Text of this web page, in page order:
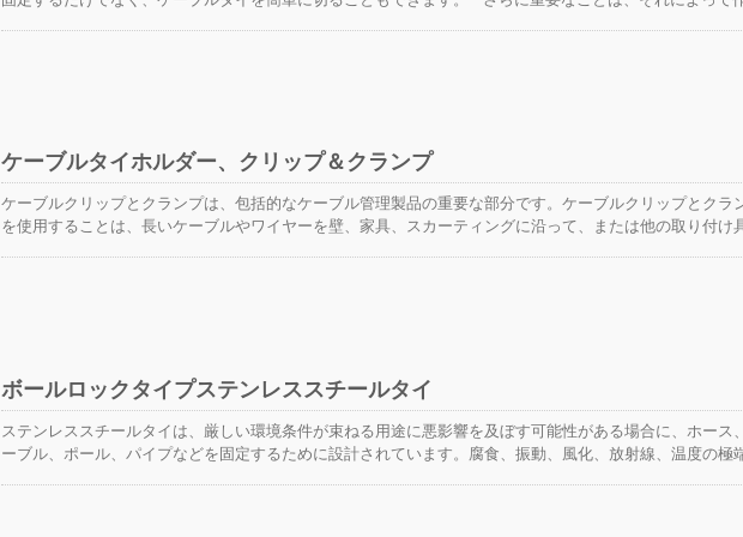
ケーブルタイホルダー、クリップ＆クランプ
ケーブルクリップとクランプは、包括的なケーブル管理製品の重要な部分です。ケーブルクリップとクラ
を使用することは、長いケーブルやワイヤーを壁、家具、スカーティングに沿って、または他の取り付け
ボールロックタイプステンレススチールタイ
ステンレススチールタイは、厳しい環境条件が束ねる用途に悪影響を及ぼす可能性がある場合に、ホース
ーブル、ポール、パイプなどを固定するために設計されています。腐食、振動、風化、放射線、温度の極